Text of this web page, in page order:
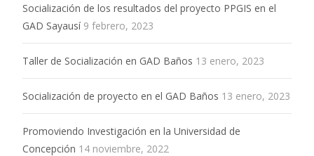
Socialización de los resultados del proyecto PPGIS en el
GAD Sayausí 9 febrero, 2023
Taller de Socialización en GAD Baños 13 enero, 2023
Socialización de proyecto en el GAD Baños 13 enero, 2023
Promoviendo Investigación en la Universidad de
Concepción 14 noviembre, 2022